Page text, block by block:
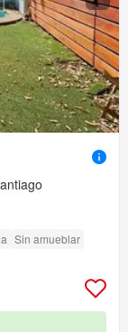
Sin amueblar